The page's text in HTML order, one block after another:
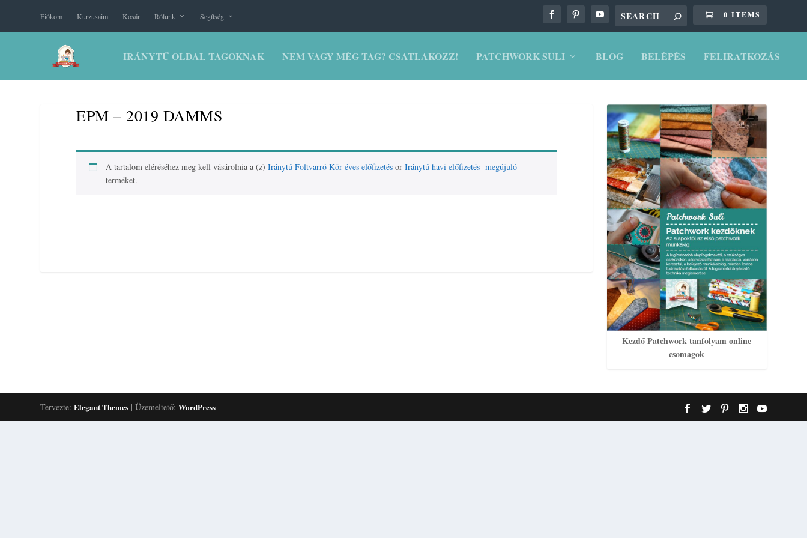
Fiókom Kurzusaim Kosár Rólunk Segítség 0 ITEMS
IRÁNYTŰ OLDAL TAGOKNAK NEM VAGY MÉG TAG? CSATLAKOZZ! PATCHWORK SULI BLOG BELÉPÉS FELIRATKOZÁS
EPM – 2019 DAMMS
A tartalom eléréséhez meg kell vásárolnia a (z)Iránytű Foltvarró Kör éves előfizetés orIránytű havi előfizetés -megújuló
terméket.
Kezdő Patchwork tanfolyam online
csomagok
Tervezte:Elegant Themes | Üzemeltető:WordPress